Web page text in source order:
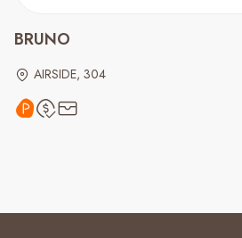
BRUNO
AIRSIDE, 304